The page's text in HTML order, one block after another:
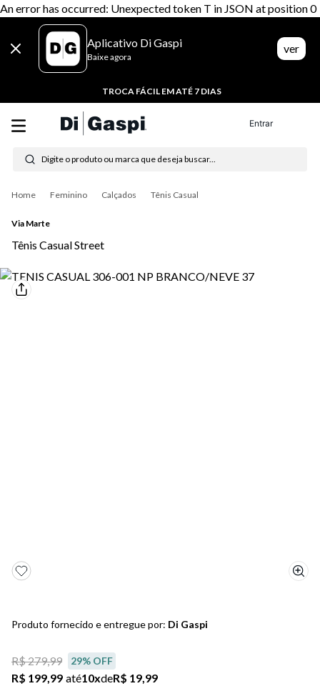
An error has occurred: Unexpected token T in JSON at position 0
Aplicativo Di Gaspi
Baixe agora
ver
TROCA FÁCIL EM ATÉ 7 DIAS
Entrar
Digite o produto ou marca que deseja buscar...
Feminino Calçados Tênis Casual
Via Marte
Tênis Casual Street
Produto fornecido e entregue por: Di Gaspi
R$ 279,99 29% OFF
R$ 199,99 até10xdeR$ 19,99
1º tênis feminino
2º tenis
3º moletom